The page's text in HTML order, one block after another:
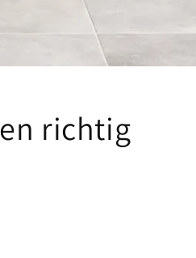
richtig